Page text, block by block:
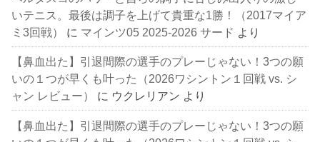
いテニス。最後は調子を上げて貴重な1勝！（2017マイア
ミ3回戦）
に マインツ05 2025-2026 サード より
【鼻血出た】引退間際の選手のプレーじゃない！3つの願
いの１つが早くも叶った（2026ワシントン１回戦 vs. シ
ャン レビュー）
に ウクレリアン より
【鼻血出た】引退間際の選手のプレーじゃない！3つの願